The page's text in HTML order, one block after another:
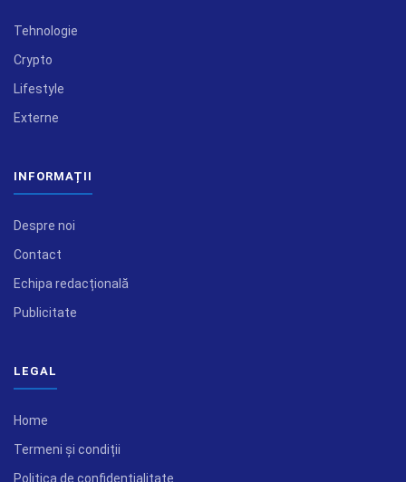
Tehnologie
Crypto
Lifestyle
Externe
INFORMAȚII
Despre noi
Contact
Echipa redacțională
Publicitate
LEGAL
Home
Termeni și condiții
Politica de confidențialitate